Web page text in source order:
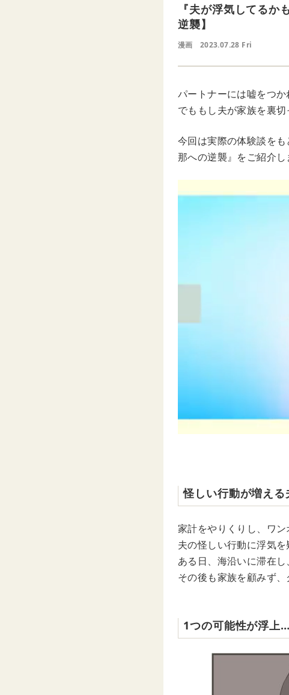
『夫が浮気してる
逆襲】
漫画 2023.07.28 Fri
パートナーには嘘をつか
でももし夫が家族を裏
今回は実際の体験談を
那への逆襲』をご紹介し
怪しい行動が増え
家計をやりくりし、ワン
夫の怪しい行動に浮気
ある日、海沿いに滞在し
その後も家族を顧みず
1つの可能性が浮上